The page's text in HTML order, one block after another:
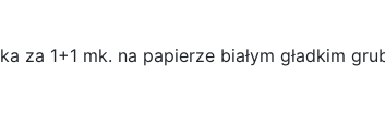
za 1+1 mk. na papierze białym gładkim